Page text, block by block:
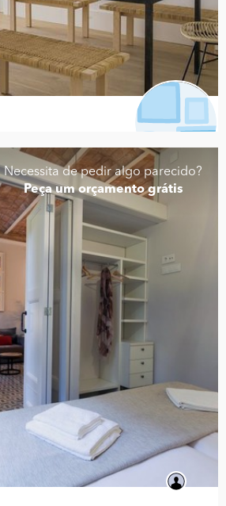
Necessita de pedir algo parecido?
Peça um orçamento grátis